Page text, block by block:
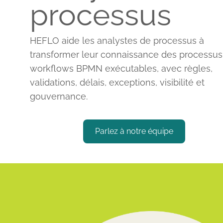
processus
HEFLO aide les analystes de processus à
transformer leur connaissance des
workflows BPMN exécutables, avec règles,
validations, délais, exceptions, visibilité et
gouvernance.
Parlez à notre équipe